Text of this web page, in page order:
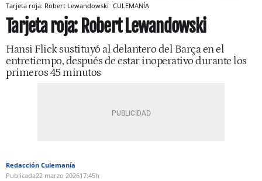
Tarjeta roja: Robert Lewandowski CULEMANÍA
Tarjeta roja: Robert Lewandowski
Hansi Flick sustituyó al delantero del Barça en el
entretiempo, después de estar inoperativo durante los
primeros 45 minutos
Redacción Culemanía
Publicada22 marzo 202617:45h